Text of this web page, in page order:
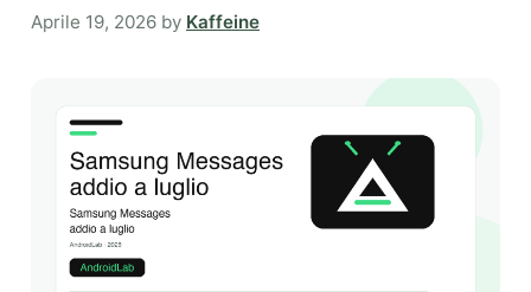
Aprile 19, 2026 by Kaffeine